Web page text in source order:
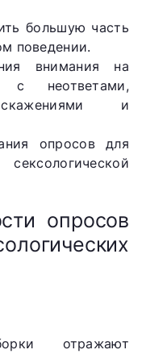
большую часть
поведении.
внимания на
с неответами,
и
опросов для
сексологической
опросов
отражают